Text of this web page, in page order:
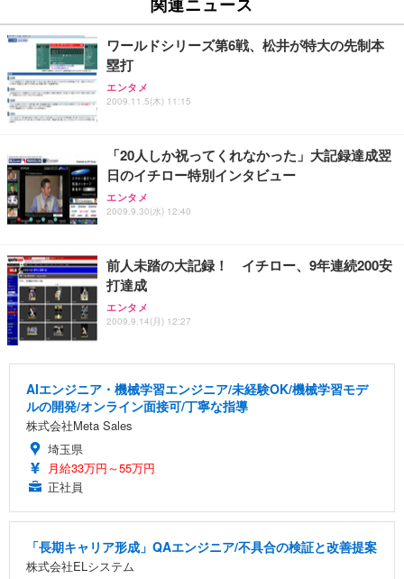
関連ニュース
ワールドシリーズ第6戦、松井が特大の先制本
塁打
エンタメ
2009.11.5(木) 11:15
「20人しか祝ってくれなかった」大記録達成翌
日のイチロー特別インタビュー
エンタメ
2009.9.30(水) 12:40
前人未踏の大記録！ イチロー、9年連続200安
打達成
エンタメ
2009.9.14(月) 12:27
AIエンジニア・機械学習エンジニア/未経験OK/機械学習モデ
ルの開発/オンライン面接可/丁寧な指導
株式会社Meta Sales
埼玉県
月給33万円～55万円
正社員
「長期キャリア形成」QAエンジニア/不具合の検証と改善提案
株式会社ELシステム